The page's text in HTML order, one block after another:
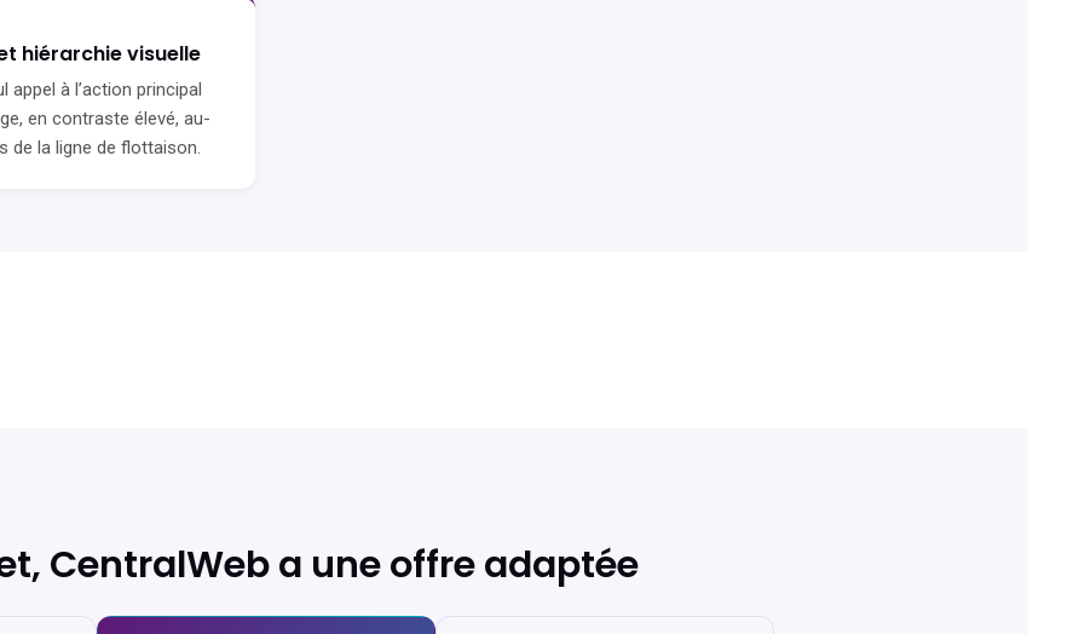
hiérarchie visuelle
appel à l’action principal
en contraste élevé, au-
de la ligne de flottaison.
CentralWeb a une offre adaptée